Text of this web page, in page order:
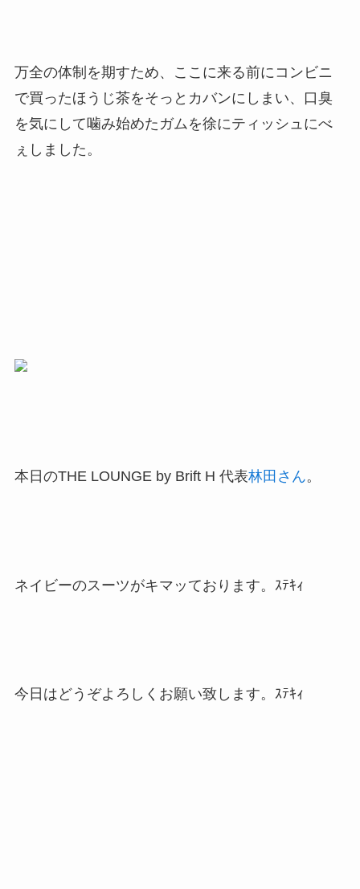
万全の体制を期すため、ここに来る前にコンビニ
で買ったほうじ茶をそっとカバンにしまい、口臭
を気にして噛み始めたガムを徐にティッシュにべ
ぇしました。
本日のTHE LOUNGE by Brift H 代表林田さん。
ネイビーのスーツがキマッております。ｽﾃｷｨ
今日はどうぞよろしくお願い致します。ｽﾃｷｨ